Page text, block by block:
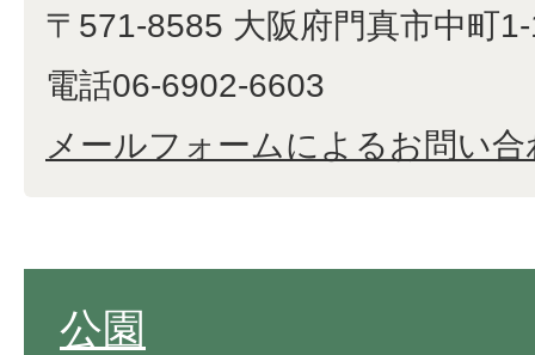
〒571-8585 大阪府門真市中町
電話06-6902-6603
メールフォームによるお問い合
公園